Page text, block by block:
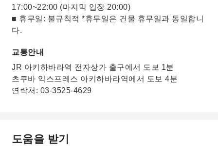
17:00~22:00 (마지막 입장 20:00)
■ 휴무일: 불규칙적 *휴무일은 건물 휴무일과 동일합니
다.
교통안내
JR 아키하바라역 전자상가 출구에서 도보 1분
츠쿠바 익스프레스 아키하바라역에서 도보 4분
연락처: 03-3525-4629
도움을 받기